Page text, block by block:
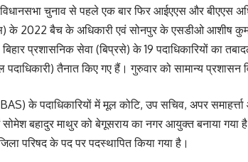
विधानसभा चुनाव से पहले एक बार फिर आईएएस और बीएएस
के 2022 बैच के अधिकारी एवं सोनपुर के एसडीओ आशीष
प्रशासनिक सेवा (बिप्रसे) के 19 पदाधिकारियों का
तैनात किए गए हैं। गुरुवार को सामान्य
के पदाधिकारियों में मूल कोटि, उप सचिव, अपर
बहादुर माथुर को बेगूसराय का नगर आयुक्त बनाया गया
परिषद के पद पर पदस्थापित किया गया है।